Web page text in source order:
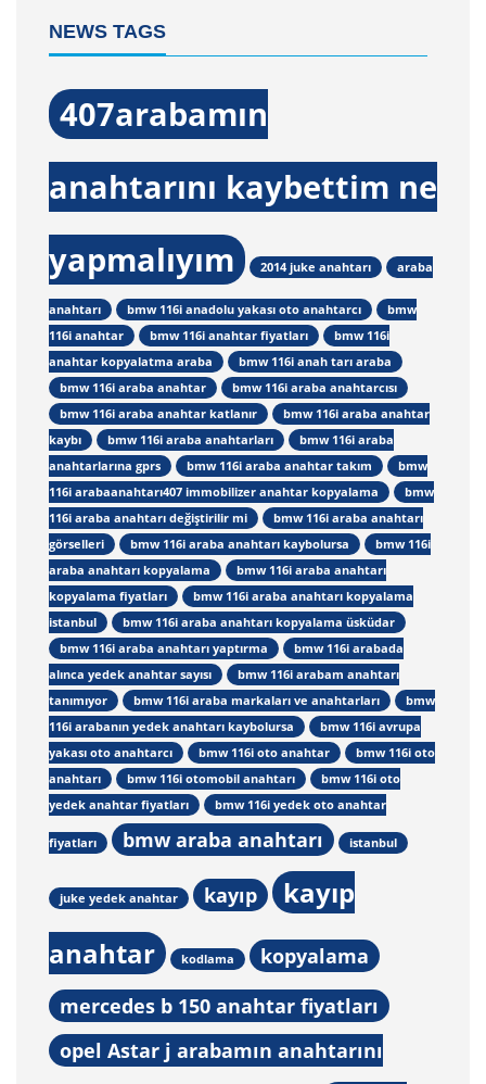
NEWS TAGS
407arabamın
anahtarını kaybettim ne
yapmalıyım
2014 juke anahtarı araba
anahtarı bmw 116i anadolu yakası oto anahtarcı
bmw
116i anahtar
bmw 116i anahtar fiyatları
bmw 116i
anahtar kopyalatma araba
bmw 116i anah tarı araba
bmw 116i araba anahtar
bmw 116i araba anahtarcısı
bmw 116i araba anahtar katlanır
bmw 116i araba anahtar
kaybı
bmw 116i araba anahtarları
bmw 116i araba
anahtarlarına gprs
bmw 116i araba anahtar takım
bmw
116i arabaanahtarı407 immobilizer anahtar kopyalama
bmw
116i araba anahtarı değiştirilir mi
bmw 116i araba anahtarı
görselleri
bmw 116i araba anahtarı kaybolursa
bmw 116i
araba anahtarı kopyalama
bmw 116i araba anahtarı
kopyalama fiyatları
bmw 116i araba anahtarı kopyalama
istanbul
bmw 116i araba anahtarı kopyalama üsküdar
bmw 116i araba anahtarı yaptırma
bmw 116i arabada
alınca yedek anahtar sayısı
bmw 116i arabam anahtarı
tanımıyor
bmw 116i araba markaları ve anahtarları
bmw
116i arabanın yedek anahtarı kaybolursa
bmw 116i avrupa
yakası oto anahtarcı
bmw 116i oto anahtar
bmw 116i oto
anahtarı
bmw 116i otomobil anahtarı
bmw 116i oto
yedek anahtar fiyatları
bmw 116i yedek oto anahtar
fiyatları bmw araba anahtarı istanbul
juke yedek anahtar kayıp
kayıp
anahtar
kodlama
kopyalama
mercedes b 150 anahtar fiyatları
opel Astar j arabamın anahtarını